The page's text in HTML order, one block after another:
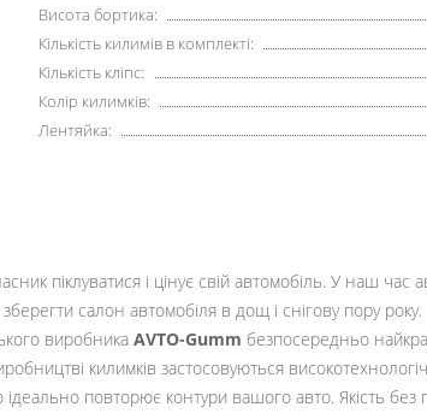
Висота бортика:
Кількість килимів в комплекті:
Кількість кліпс:
Колір килимків:
Лентяйка:
піклуватися і цінує свій автомобіль. У наш час
салон автомобіля в дощ і снігову пору року.
виробника AVTO-Gumm безпосередньо
килимків застосовуються
ідеально повторює контури вашого авто. Якість без